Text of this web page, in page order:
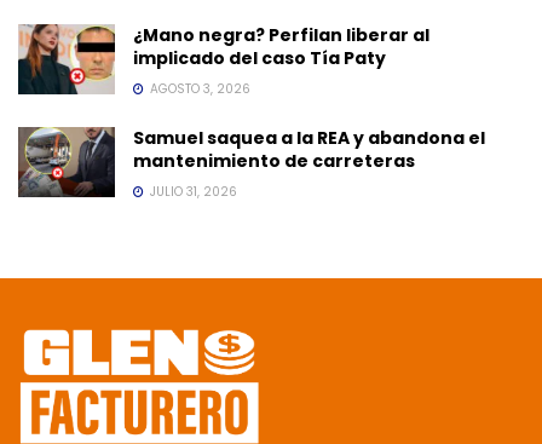
¿Mano negra? Perfilan liberar al
implicado del caso Tía Paty
AGOSTO 3, 2026
Samuel saquea a la REA y abandona el
mantenimiento de carreteras
JULIO 31, 2026